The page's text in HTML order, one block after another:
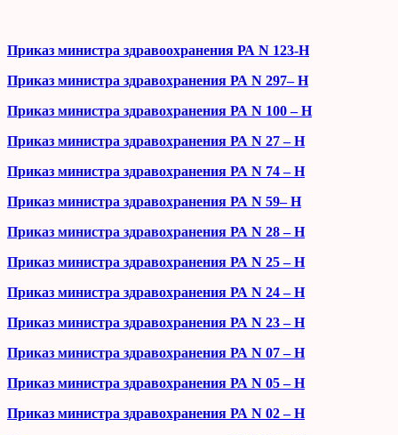
Приказ министра здравоохранения РА N 123-Н
Приказ министра здравохранения РА N 297– H
Приказ министра здравохранения РА N 100 – H
Приказ министра здравохранения РА N 27 – H
Приказ министра здравохранения РА N 74 – H
Приказ министра здравохранения РА N 59– H
Приказ министра здравохранения РА N 28 – H
Приказ министра здравохранения РА N 25 – H
Приказ министра здравохранения РА N 24 – H
Приказ министра здравохранения РА N 23 – H
Приказ министра здравохранения РА N 07 – H
Приказ министра здравохранения РА N 05 – H
Приказ министра здравохранения РА N 02 – H